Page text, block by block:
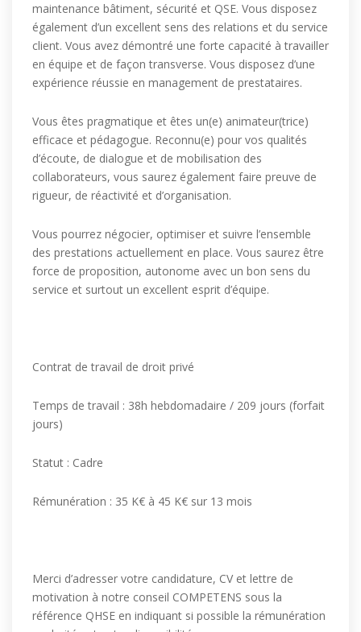
maintenance bâtiment, sécurité et QSE. Vous disposez
également d’un excellent sens des relations et du service
client. Vous avez démontré une forte capacité à travailler
en équipe et de façon transverse. Vous disposez d’une
expérience réussie en management de prestataires.
Vous êtes pragmatique et êtes un(e) animateur(trice)
efficace et pédagogue. Reconnu(e) pour vos qualités
d’écoute, de dialogue et de mobilisation des
collaborateurs, vous saurez également faire preuve de
rigueur, de réactivité et d’organisation.
Vous pourrez négocier, optimiser et suivre l’ensemble
des prestations actuellement en place. Vous saurez être
force de proposition, autonome avec un bon sens du
service et surtout un excellent esprit d’équipe.
Contrat de travail de droit privé
Temps de travail : 38h hebdomadaire / 209 jours (forfait
jours)
Statut : Cadre
Rémunération : 35 K€ à 45 K€ sur 13 mois
Merci d’adresser votre candidature, CV et lettre de
motivation à notre conseil COMPETENS sous la
référence QHSE en indiquant si possible la rémunération